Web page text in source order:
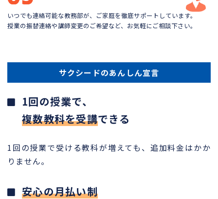
いつでも連絡可能な教務部が、ご家庭を徹底サポートしています。
授業の振替連絡や講師変更のご希望など、お気軽にご相談下さい。
サクシードのあんしん宣言
1回の授業で、
複数教科を受講できる
1回の授業で受ける教科が増えても、追加料金はかか
りません。
安心の月払い制